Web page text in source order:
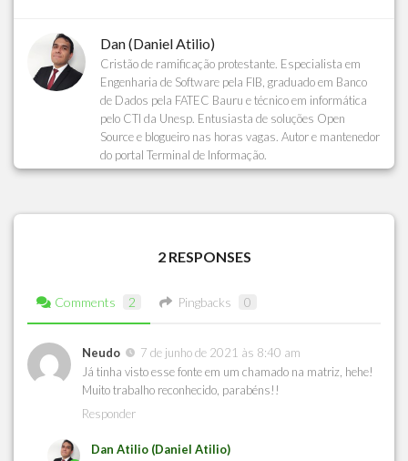
Dan (Daniel Atilio)
Cristão de ramificação protestante. Especialista em
Engenharia de Software pela FIB, graduado em Banco
de Dados pela FATEC Bauru e técnico em informática
pelo CTI da Unesp. Entusiasta de soluções Open
Source e blogueiro nas horas vagas. Autor e mantenedor
do portal Terminal de Informação.
2 RESPONSES
Comments 2 Pingbacks 0
Neudo
7 de junho de 2021 às 8:40 am
Já tinha visto esse fonte em um chamado na matriz, hehe!
Muito trabalho reconhecido, parabéns!!
Responder
Dan Atilio (Daniel Atilio)